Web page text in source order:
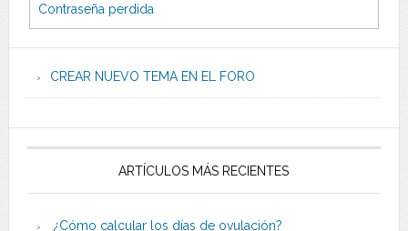
Contraseña perdida
CREAR NUEVO TEMA EN EL FORO
ARTÍCULOS MÁS RECIENTES
¿Cómo calcular los días de ovulación?